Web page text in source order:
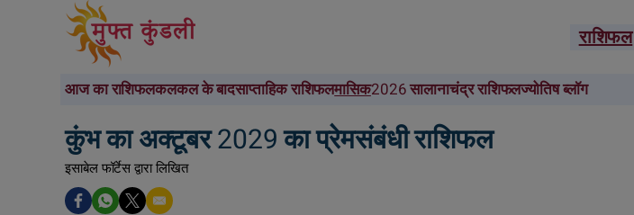
राशिफल
आज का राशिफलकलकल के बादसाप्ताहिक राशिफलमासिक2026 सालानाचंद्र राशिफलज्योतिष ब्लॉग
कुंभ का अक्टूबर 2029 का प्रेमसंबंधी राशिफल
इसाबेल फॉर्टेस द्वारा लिखित